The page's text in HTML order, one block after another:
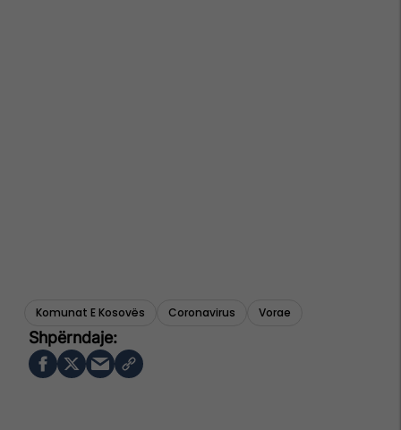
Komunat E Kosovës Coronavirus Vorae